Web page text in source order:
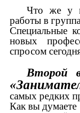
Что же у
работы в
Специальные
новых
спросом
Второй
самых редких
Как вы думаете